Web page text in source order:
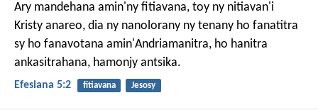
Ary mandehana amin'ny fitiavana, toy ny nitiavan'i
Kristy anareo, dia ny nanolorany ny tenany ho fanatitra
sy ho fanavotana amin'Andriamanitra, ho hanitra
ankasitrahana, hamonjy antsika.
Efesiana 5:2 fitiavana Jesosy